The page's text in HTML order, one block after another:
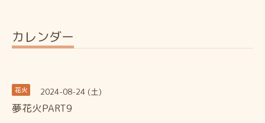
カレンダー
花火 2024-08-24 (土)
夢花火PART9